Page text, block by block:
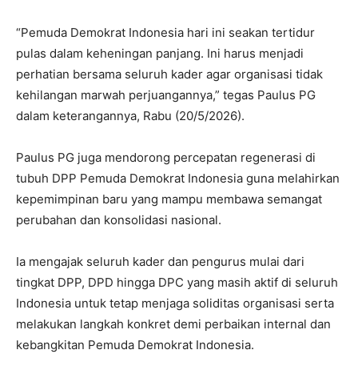
“Pemuda Demokrat Indonesia hari ini seakan tertidur
pulas dalam keheningan panjang. Ini harus menjadi
perhatian bersama seluruh kader agar organisasi tidak
kehilangan marwah perjuangannya,” tegas Paulus PG
dalam keterangannya, Rabu (20/5/2026).
Paulus PG juga mendorong percepatan regenerasi di
tubuh DPP Pemuda Demokrat Indonesia guna melahirkan
kepemimpinan baru yang mampu membawa semangat
perubahan dan konsolidasi nasional.
Ia mengajak seluruh kader dan pengurus mulai dari
tingkat DPP, DPD hingga DPC yang masih aktif di seluruh
Indonesia untuk tetap menjaga soliditas organisasi serta
melakukan langkah konkret demi perbaikan internal dan
kebangkitan Pemuda Demokrat Indonesia.